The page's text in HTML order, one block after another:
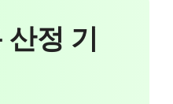
정 기